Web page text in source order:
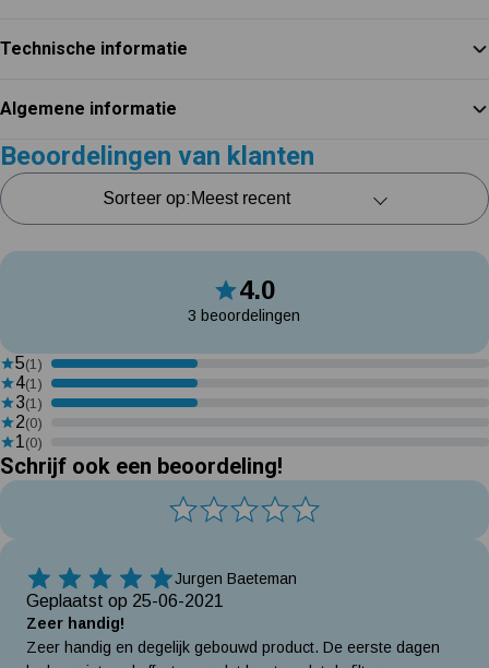
Technische informatie
Algemene informatie
Beoordelingen van klanten
Sorteer op:
4.0
3 beoordelingen
5(1)
4(1)
3(1)
2(0)
1 (0)
Schrijf ook een beoordeling!
5 Sterren Jurgen Baeteman
Geplaatst op 25-06-2021
Zeer handig!
Zeer handig en degelijk gebouwd product. De eerste dagen